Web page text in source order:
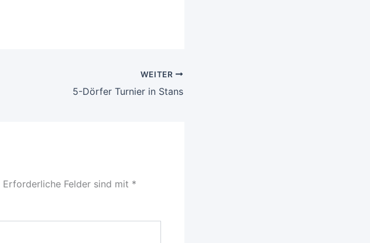
WEITER
5-Dörfer Turnier in Stans
Erforderliche Felder sind mit *